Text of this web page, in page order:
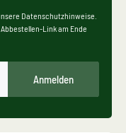
Datenschutzhinweise.
Link am Ende
Anmelden